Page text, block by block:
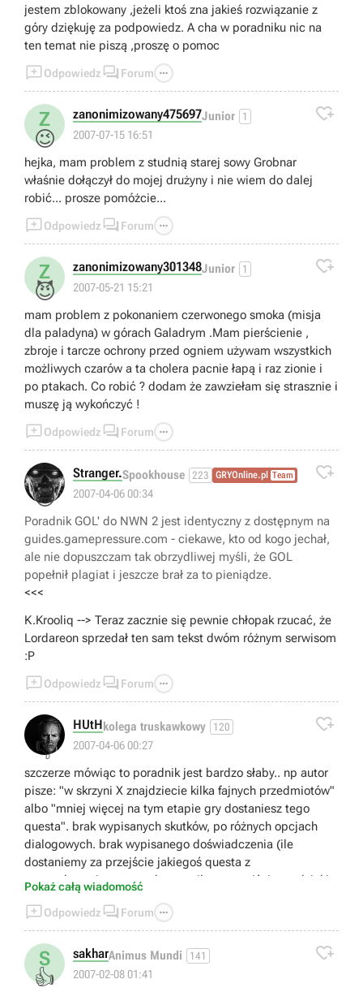
jestem zblokowany ,jeżeli ktoś zna jakieś rozwiązanie z
góry dziękuję za podpowiedz. A cha w poradniku nic na
ten temat nie piszą ,proszę o pomoc
Odpowiedz  Forum 
Z
😉
zanonimizowany475697Junior 1
2007-07-15 16:51

hejka, mam problem z studnią starej sowy Grobnar
właśnie dołączył do mojej drużyny i nie wiem do dalej
robić... prosze pomóżcie...
Odpowiedz  Forum 
Z
😈
zanonimizowany301348Junior 1
2007-05-21 15:21

mam problem z pokonaniem czerwonego smoka (misja
dla paladyna) w górach Galadrym .Mam pierścienie ,
zbroje i tarcze ochrony przed ogniem używam wszystkich
możliwych czarów a ta cholera pacnie łapą i raz zionie i
po ptakach. Co robić ? dodam że zawziełam się strasznie i
muszę ją wykończyć !
Odpowiedz  Forum 
😁
Stranger.Spookhouse 223 GRYOnline.pl Team
2007-04-06 00:34

Poradnik GOL' do NWN 2 jest identyczny z dostępnym na
guides.gamepressure.com - ciekawe, kto od kogo jechał,
ale nie dopuszczam tak obrzydliwej myśli, że GOL
popełnił plagiat i jeszcze brał za to pieniądze.
<<<
K.Krooliq --> Teraz zacznie się pewnie chłopak rzucać, że
Lordareon sprzedał ten sam tekst dwóm różnym serwisom
:P
Odpowiedz  Forum 
👎
HUtHkolega truskawkowy 120
2007-04-06 00:27

szczerze mówiąc to poradnik jest bardzo słaby.. np autor
pisze: "w skrzyni X znajdziecie kilka fajnych przedmiotów"
albo "mniej więcej na tym etapie gry dostaniesz tego
questa". brak wypisanych skutków, po różnych opcjach
dialogowych. brak wypisanego doświadczenia (ile
dostaniemy za przejście jakiegoś questa z
wymordowaniem wszystkego, a ile za przejście go dzięki
dyplomatycznych umiejętności postaci). brak wypisanych
przedmiotów unikalnych, które znajdziemy przy ciałach
trupów i w skrzyniach. często zdarza się, że autor w ogóle
nie wspomina o innej możliwości przejścia questa(m.in.
sytuajca z magiem, który udaje emisariusza issaniego).
wasz inny poradnik do Neverwinter Nights: Hordes of the
Pokaż całą wiadomość
Odpowiedz  Forum 
S
👍
sakharAnimus Mundi 141
2007-02-08 01:41
